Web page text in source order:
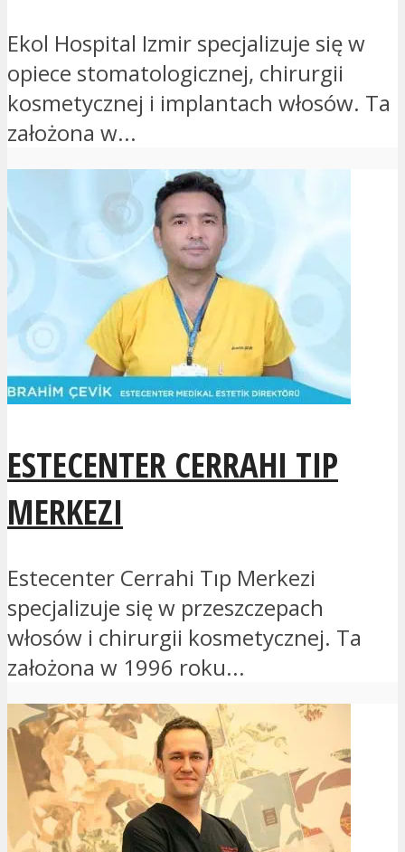
Ekol Hospital Izmir specjalizuje się w
opiece stomatologicznej, chirurgii
kosmetycznej i implantach włosów. Ta
założona w...
ESTECENTER CERRAHI TIP
MERKEZI
Estecenter Cerrahi Tıp Merkezi
specjalizuje się w przeszczepach
włosów i chirurgii kosmetycznej. Ta
założona w 1996 roku...